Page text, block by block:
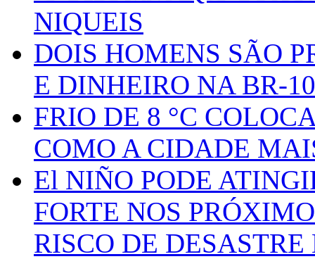
NIQUEIS
DOIS HOMENS SÃO
E DINHEIRO NA BR-
FRIO DE 8 °C
COMO A CIDADE
El NIÑO PODE
FORTE NOS
RISCO DE